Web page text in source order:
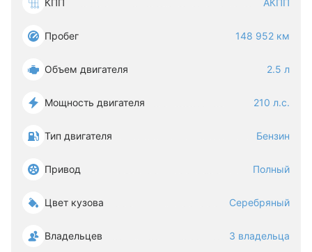
КПП АКПП
Пробег 148 952 км
Объем двигателя 2.5 л
Мощность двигателя 210 л.с.
Тип двигателя Бензин
Привод Полный
Цвет кузова Серебряный
Владельцев 3 владельца